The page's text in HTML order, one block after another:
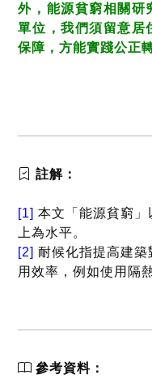
外，能源貧窮相關研
單位，我們須留意居
保障，方能實踐公正
註解：
[1] 本文「能源貧窮
上為水平。
[2] 耐候化指提高建築
用效率，例如使用隔
參考資料：